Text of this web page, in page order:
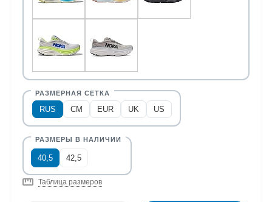
RUS CM EUR UK US
40,5 42,5
Таблица размеров